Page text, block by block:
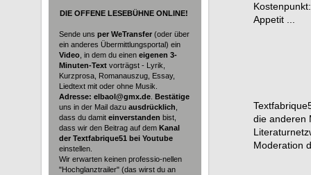
DIE OFFENE LESEBÜHNE ONLINE!
Sende uns per WeTransfer (oder über
ein anderes Übermittlungsportal) ein
Video , in dem du einen eigenen 3-
Minuten-Text vorträgst - Lyrik,
Kurzprosa, Romanauszug, Essay,
Liedtext mit oder ohne Musik.
Adresse: elbaol@gmx.de Bestätige
uns in der Mail dazu ausdrücklich
dass du damit einverstanden bist,
dass wir den Beitrag auf dem Kanal
der Textfabrique51 bei Youtube
einstellen.
Wir erwarten keinen professio-nellen
"Hochglanztrailer" (das wirst du an
Appetit ...
die anderen
Moderation